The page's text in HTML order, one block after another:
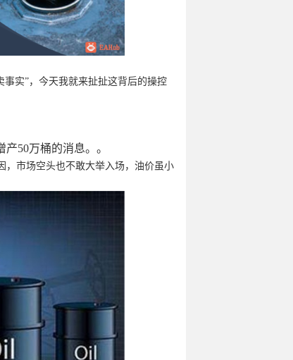
实”，今天我就来扯扯这背后的操控
50万桶的消息。。
，市场空头也不敢大举入场，油价虽小